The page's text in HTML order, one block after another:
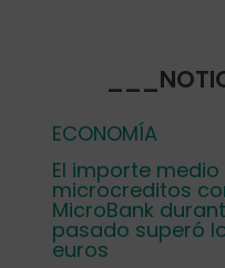
ECONOMÍA
El importe medio
microcreditos
MicroBank
pasado superó
euros